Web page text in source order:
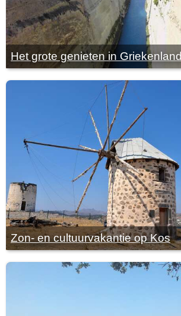
Het grote genieten in Griekenland
Zon- en cultuurvakantie op Kos